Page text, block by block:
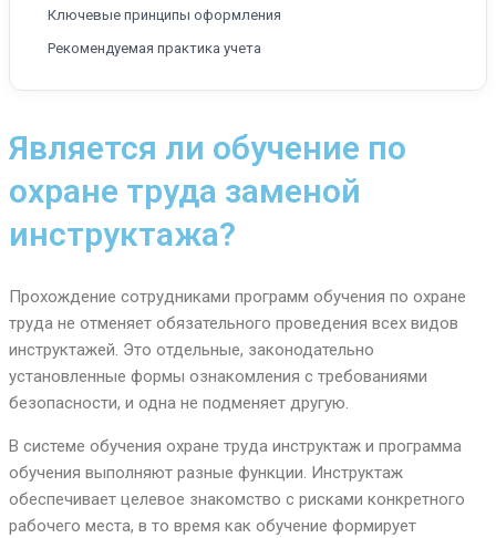
Ключевые принципы оформления
Рекомендуемая практика учета
Является ли обучение по
охране труда заменой
инструктажа?
Прохождение сотрудниками программ обучения по охране
труда не отменяет обязательного проведения всех видов
инструктажей. Это отдельные, законодательно
установленные формы ознакомления с требованиями
безопасности, и одна не подменяет другую.
В системе обучения охране труда инструктаж и программа
обучения выполняют разные функции. Инструктаж
обеспечивает целевое знакомство с рисками конкретного
рабочего места, в то время как обучение формирует